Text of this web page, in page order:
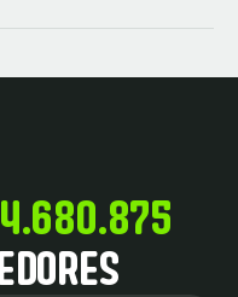
4.680.875